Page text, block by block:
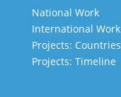
National Work
International Work
Projects: Countries
Projects: Timeline